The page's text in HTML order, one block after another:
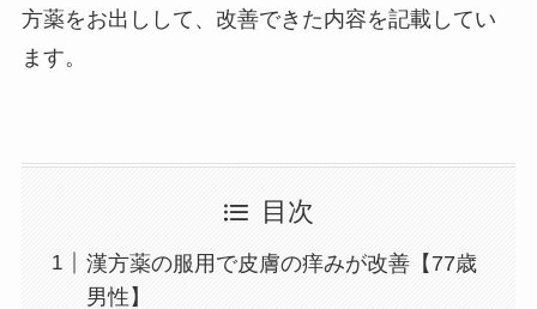
方薬をお出しして、改善できた内容を記載してい
ます。
目次
漢方薬の服用で皮膚の痒みが改善【77歳
男性】